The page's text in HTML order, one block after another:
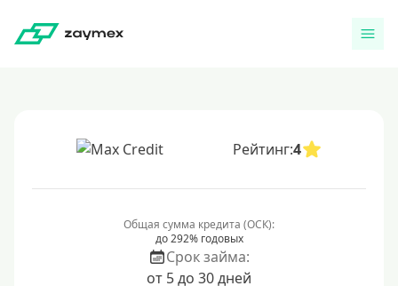
Рейтинг:4
Общая сумма кредита (ОСК):
до 292% годовых
Срок займа:
от 5 до 30 дней